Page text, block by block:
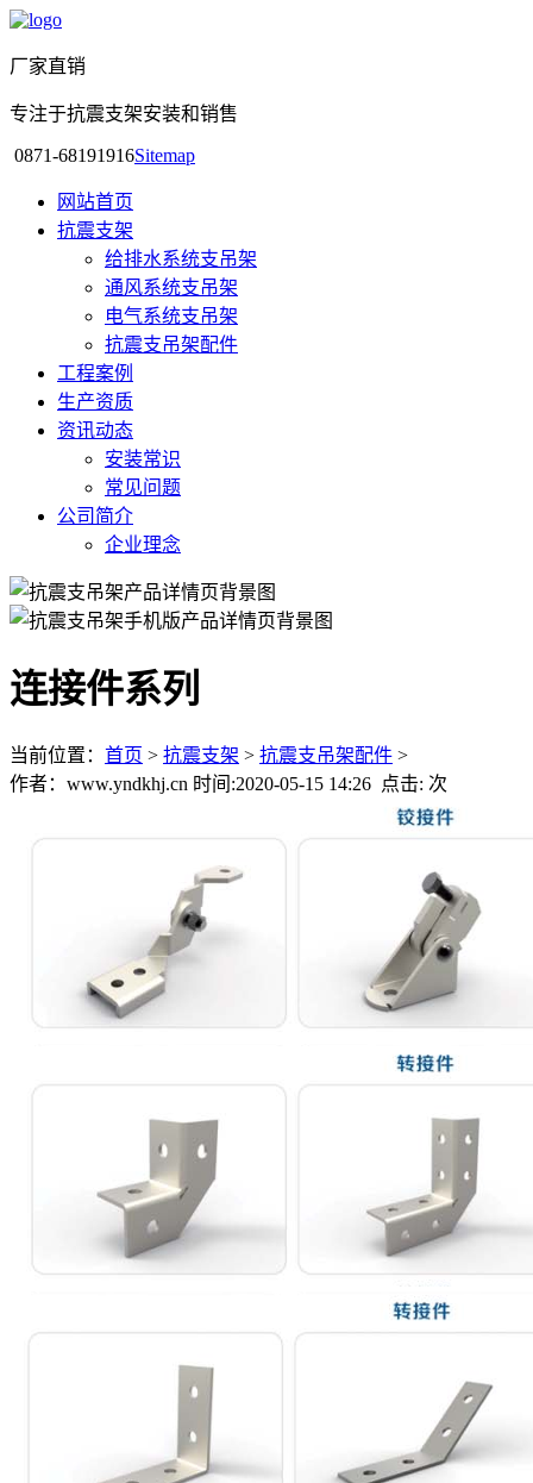
厂家直销
专注于抗震支架安装和销售
0871-68191916Sitemap
网站首页
抗震支架
给排水系统支吊架
通风系统支吊架
电气系统支吊架
抗震支吊架配件
工程案例
生产资质
资讯动态
安装常识
常见问题
公司简介
企业理念
连接件系列
当前位置： 首页 > 抗震支架 > 抗震支吊架配件 >
作者：www.yndkhj.cn 时间:2020-05-15 14:26 点击: 次